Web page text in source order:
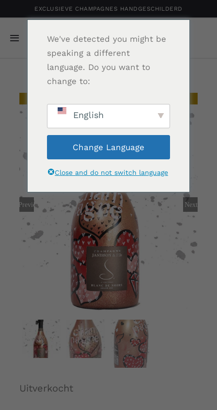
naar
inhoud
EXCLUSIEVE CHAMPAGNES HANDGESCHILDERD
Navigatie
Toggelen
Home
Shop
Nieuws
Over ons
Contact
Shopping Cart
My Account
Previous Next
Uitverkocht
We've detected you might be
speaking a different
language. Do you want to
change to:
English
Change Language
Close and do not switch language